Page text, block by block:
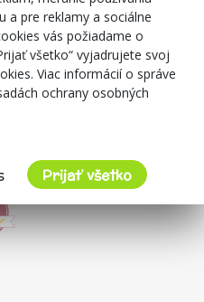
a pre reklamy a sociálne
vás požiadame o
všetko“ vyjadrujete svoj
Viac informácií o správe
ochrany osobných
Prijať všetko